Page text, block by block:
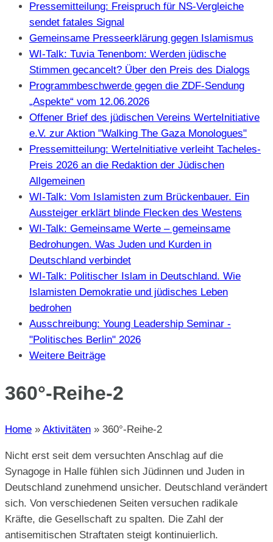
Pressemitteilung: Freispruch für NS-Vergleiche
sendet fatales Signal
Gemeinsame Presseerklärung gegen Islamismus
WI-Talk: Tuvia Tenenbom: Werden jüdische
Stimmen gecancelt? Über den Preis des Dialogs
Programmbeschwerde gegen die ZDF-Sendung
„Aspekte“ vom 12.06.2026
Offener Brief des jüdischen Vereins WerteInitiative
e.V. zur Aktion "Walking The Gaza Monologues"
Pressemitteilung: WerteInitiative verleiht Tacheles-
Preis 2026 an die Redaktion der Jüdischen
Allgemeinen
WI-Talk: Vom Islamisten zum Brückenbauer. Ein
Aussteiger erklärt blinde Flecken des Westens
WI-Talk: Gemeinsame Werte – gemeinsame
Bedrohungen. Was Juden und Kurden in
Deutschland verbindet
WI-Talk: Politischer Islam in Deutschland. Wie
Islamisten Demokratie und jüdisches Leben
bedrohen
Ausschreibung: Young Leadership Seminar -
"Politisches Berlin" 2026
Weitere Beiträge
360°-Reihe-2
Home » Aktivitäten » 360°-Reihe-2
Nicht erst seit dem versuchten Anschlag auf die
Synagoge in Halle fühlen sich Jüdinnen und Juden in
Deutschland zunehmend unsicher. Deutschland verändert
sich. Von verschiedenen Seiten versuchen radikale
Kräfte, die Gesellschaft zu spalten. Die Zahl der
antisemitischen Straftaten steigt kontinuierlich.